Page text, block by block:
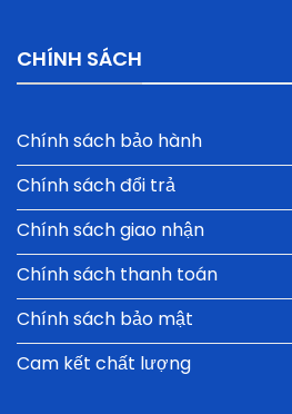
CHÍNH SÁCH
Chính sách bảo hành
Chính sách đổi trả
Chính sách giao nhận
Chính sách thanh toán
Chính sách bảo mật
Cam kết chất lượng